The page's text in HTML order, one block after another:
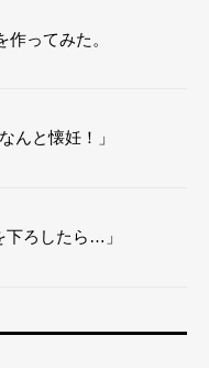
ってみた。
んと懐妊！」
下ろしたら…」